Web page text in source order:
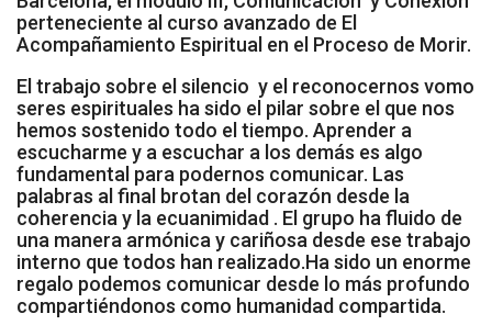
Socios de Número
Socios Colaboradores
Colaboramos con
Formaciones
Nuestra propuesta de formación
Realizadas
Acompañamiento
perteneciente al curso avanzado de El
Acompañamiento Espiritual en el Proceso de Morir.
El trabajo sobre el silencio y el reconocernos vomo
seres espirituales ha sido el pilar sobre el que nos
hemos sostenido todo el tiempo. Aprender a
escucharme y a escuchar a los demás es algo
fundamental para podernos comunicar. Las
palabras al final brotan del corazón desde la
coherencia y la ecuanimidad . El grupo ha fluido de
una manera armónica y cariñosa desde ese trabajo
interno que todos han realizado.Ha sido un enorme
regalo podemos comunicar desde lo más profundo
compartiéndonos como humanidad compartida.